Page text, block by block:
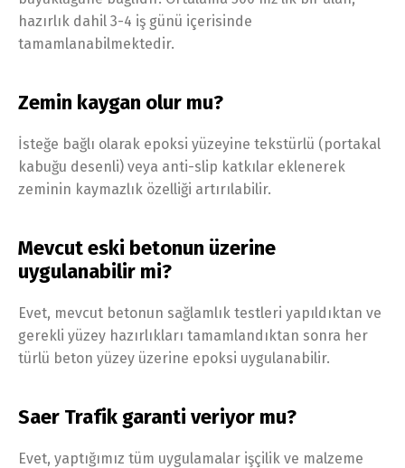
hazırlık dahil 3-4 iş günü içerisinde
tamamlanabilmektedir.
Zemin kaygan olur mu?
İsteğe bağlı olarak epoksi yüzeyine tekstürlü (portakal
kabuğu desenli) veya anti-slip katkılar eklenerek
zeminin kaymazlık özelliği artırılabilir.
Mevcut eski betonun üzerine
uygulanabilir mi?
Evet, mevcut betonun sağlamlık testleri yapıldıktan ve
gerekli yüzey hazırlıkları tamamlandıktan sonra her
türlü beton yüzey üzerine epoksi uygulanabilir.
Saer Trafik garanti veriyor mu?
Evet, yaptığımız tüm uygulamalar işçilik ve malzeme